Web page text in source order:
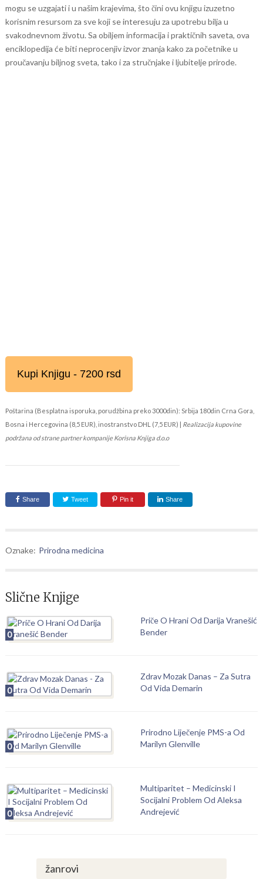
mogu se uzgajati i u našim krajevima, što čini ovu knjigu izuzetno
korisnim resursom za sve koji se interesuju za upotrebu bilja u
svakodnevnom životu. Sa obiljem informacija i praktičnih saveta, ova
enciklopedija će biti neprocenjiv izvor znanja kako za početnike u
proučavanju biljnog sveta, tako i za stručnjake i ljubitelje prirode.
Kupi Knjigu - 7200 rsd
Poštarina (Besplatna isporuka, porudžbina preko 3000din): Srbija 180din Crna Gora,
Bosna i Hercegovina (8,5 EUR), inostranstvo DHL (7,5 EUR) | Realizacija kupovine
podržana od strane partner kompanije Korisna Knjiga d.o.o
Share Tweet Pin it Share
Oznake: Prirodna medicina
Slične Knjige
0
Priče O Hrani Od Darija Vranešić
Bender
0
Zdrav Mozak Danas – Za Sutra
Od Vida Demarin
0
Prirodno Liječenje PMS-a Od
Marilyn Glenville
0
Multiparitet – Medicinski I
Socijalni Problem Od Aleksa
Andrejević
žanrovi